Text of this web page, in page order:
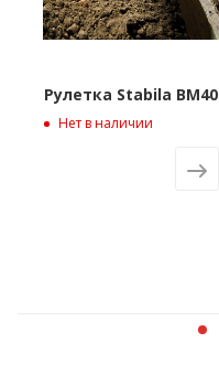
Рулетка Stabila BM40
Нет в наличии